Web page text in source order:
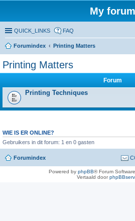
My forum
QUICK_LINKS FAQ
Forumindex
Printing Matters
Printing Matters
Forum
Printing Techniques
WIE IS ER ONLINE?
Gebruikers in dit forum: 1 en 0 gasten
Forumindex
Powered by phpBB® Forum
Vertaald door